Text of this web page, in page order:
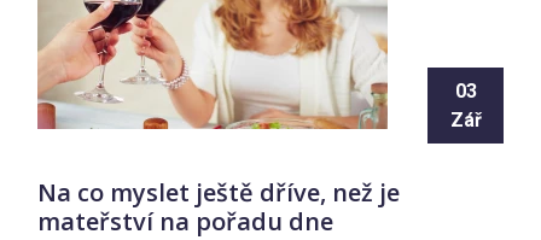
03
Zář
Na co myslet ještě dříve, než je
mateřství na pořadu dne